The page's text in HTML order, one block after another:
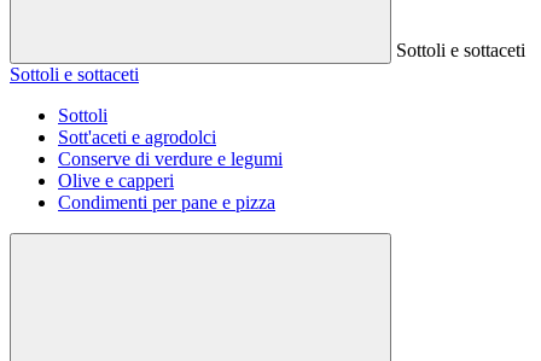
Sottoli e sottaceti
Sottoli e sottaceti
Sottoli
Sott'aceti e agrodolci
Conserve di verdure e legumi
Olive e capperi
Condimenti per pane e pizza